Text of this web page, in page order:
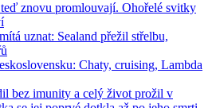
znovu promlouvají. Ohořelé svitky
uznat: Sealand přežil střelbu,
Chaty, cruising, Lambda
bez imunity a celý život prožil v